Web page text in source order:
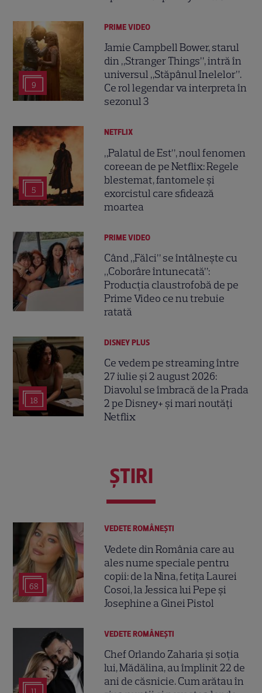
9
PRIME VIDEO
Jamie Campbell Bower, starul
din „Stranger Things”, intră în
universul „Stăpânul Inelelor”.
Ce rol legendar va interpreta în
sezonul 3
5
NETFLIX
„Palatul de Est”, noul fenomen
coreean de pe Netflix: Regele
blestemat, fantomele și
exorcistul care sfidează
moartea
PRIME VIDEO
Când „Fălci” se întâlnește cu
„Coborâre întunecată”:
Producția claustrofobă de pe
Prime Video ce nu trebuie
ratată
18
DISNEY PLUS
Ce vedem pe streaming între
27 iulie și 2 august 2026:
Diavolul se îmbracă de la Prada
2 pe Disney+ și mari noutăți
Netflix
ŞTIRI
68
VEDETE ROMÂNEŞTI
Vedete din România care au
ales nume speciale pentru
copii: de la Nina, fetița Laurei
Cosoi, la Jessica lui Pepe și
Josephine a Ginei Pistol
VEDETE ROMÂNEŞTI
Chef Orlando Zaharia și soția
lui, Mădălina, au împlinit 22 de
ani de căsnicie. Cum arătau în